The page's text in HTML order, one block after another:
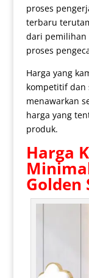
proses
terbaru
dari pemilihan
proses
Harga yang
kompetitif dan
menawarkan
harga yang
produk.
Harga
Golden